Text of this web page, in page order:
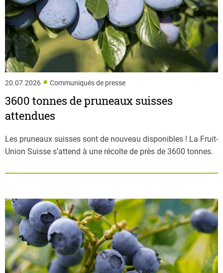
20.07.2026 ■ Communiqués de presse
3600 tonnes de pruneaux suisses
attendues
Les pruneaux suisses sont de nouveau disponibles ! La Fruit-
Union Suisse s’attend à une récolte de près de 3600 tonnes.